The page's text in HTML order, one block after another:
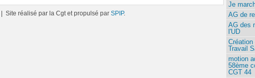
Je
AG de
AG des
l'UD
Travail
motion
58ème
CGT 44
| Site réalisé par la Cgt et propulsé par SPIP.